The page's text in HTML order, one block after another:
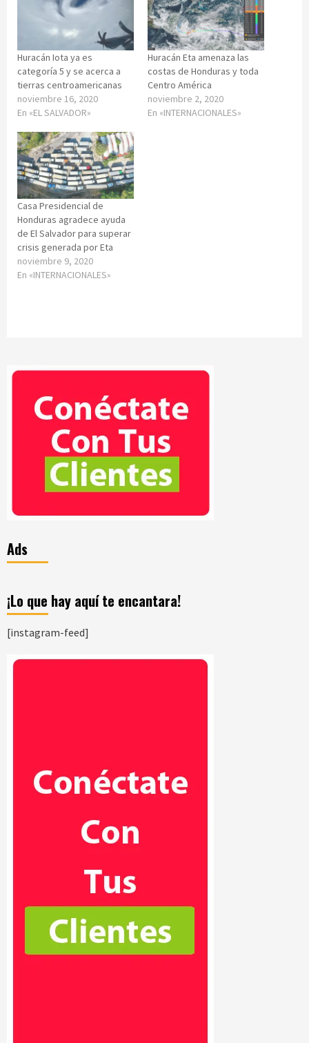
Huracán Iota ya es
categoría 5 y se acerca a
tierras centroamericanas
noviembre 16, 2020
En «EL SALVADOR»
Huracán Eta amenaza las
costas de Honduras y toda
Centro América
noviembre 2, 2020
En «INTERNACIONALES»
Casa Presidencial de
Honduras agradece ayuda
de El Salvador para superar
crisis generada por Eta
noviembre 9, 2020
En «INTERNACIONALES»
Ads
¡Lo que hay aquí te encantara!
[instagram-feed]